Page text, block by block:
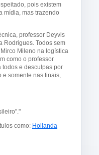
pois existem
mídia, mas trazendo
professor Deyvis
Rodrigues. Todos sem
Mileno na logística
como o professor
todos e desculpas por
somente nas finais,
como: Hollanda